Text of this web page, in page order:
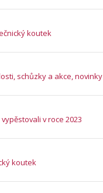
koutek
schůzky a akce, novinky
v roce 2023
koutek